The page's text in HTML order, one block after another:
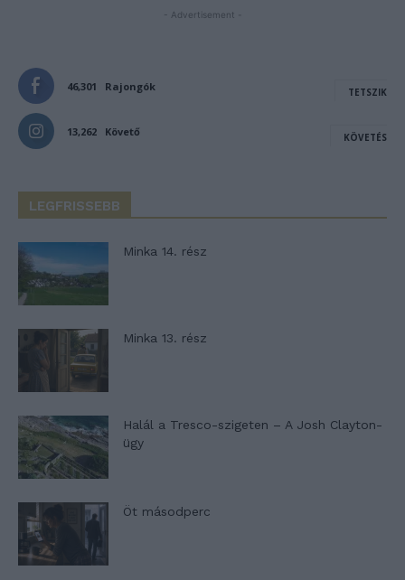
- Advertisement -
46,301 Rajongók TETSZIK
13,262 Követő KÖVETÉS
LEGFRISSEBB
Minka 14. rész
Minka 13. rész
Halál a Tresco-szigeten – A Josh Clayton-
ügy
Öt másodperc